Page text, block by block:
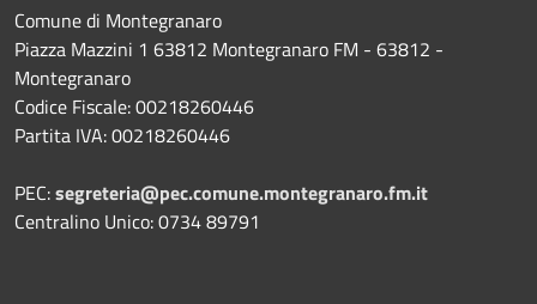
Comune di Montegranaro
Piazza Mazzini 1 63812 Montegranaro FM - 63812 -
Montegranaro
Codice Fiscale: 00218260446
Partita IVA: 00218260446
PEC:segreteria@pec.comune.montegranaro.fm.it
Centralino Unico: 0734 89791